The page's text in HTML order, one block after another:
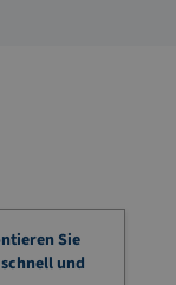
Sie
und